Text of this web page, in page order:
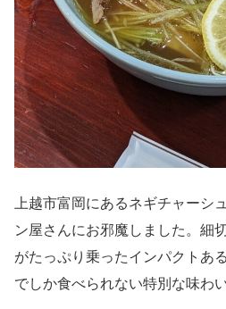
上越市富岡にあるネギチャーシ
ン屋さんにお邪魔しました。細
がたっぷり乗ったインパクトあ
でしか食べられない特別な味わい